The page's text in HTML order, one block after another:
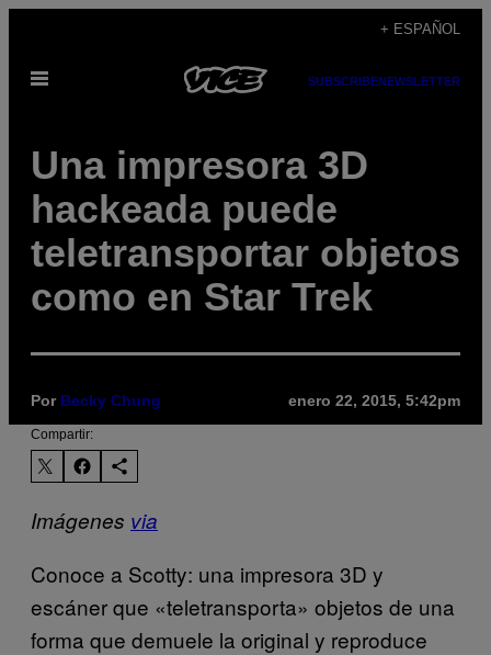
contenido
+ ESPAÑOL
Abrir
SUBSCRIBENEWSLETTER
Una impresora 3D
hackeada puede
teletransportar objetos
como en Star Trek
Por Becky Chung enero 22, 2015, 5:42pm
Compartir:
Imágenes via
Conoce a Scotty: una impresora 3D y
escáner que «teletransporta» objetos de una
forma que demuele la original y reproduce